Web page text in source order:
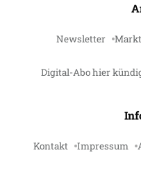
Newsletter Markt
Digital-Abo hier
Kontakt Impressum